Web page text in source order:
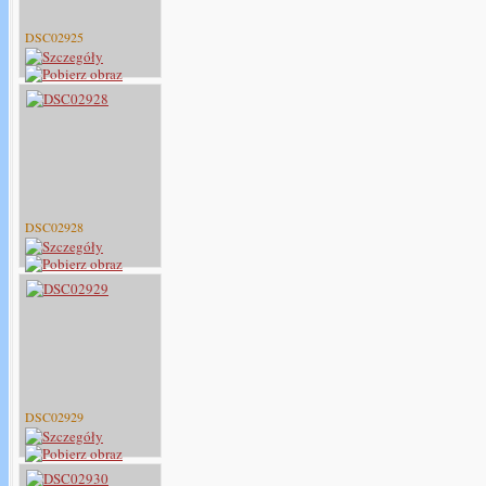
DSC02925
DSC02928
DSC02929